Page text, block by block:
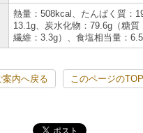
にチャージ
ービス
店舗限定）
外事業
‐イレブン
商品力」
ュース
ポート
熱量：508kcal、たんぱく質：
13.1g、炭水化物：79.6g（糖質
繊維：3.3g）、食塩相当量：
案内へ戻る このページの